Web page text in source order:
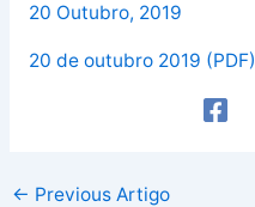
20 Outubro, 2019
20 de outubro 2019 (PDF)
← Previous Artigo